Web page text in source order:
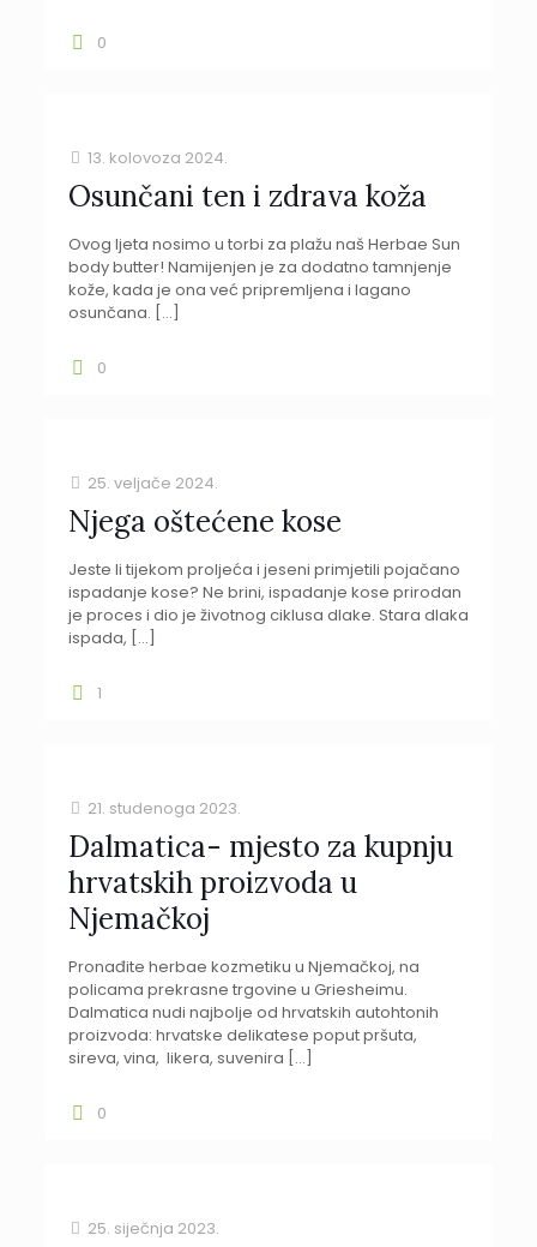
0
13. kolovoza 2024.
Osunčani ten i zdrava koža
Ovog ljeta nosimo u torbi za plažu naš Herbae Sun
body butter! Namijenjen je za dodatno tamnjenje
kože, kada je ona već pripremljena i lagano
osunčana. […]
0
25. veljače 2024.
Njega oštećene kose
Jeste li tijekom proljeća i jeseni primjetili pojačano
ispadanje kose? Ne brini, ispadanje kose prirodan
je proces i dio je životnog ciklusa dlake. Stara dlaka
ispada, […]
1
21. studenoga 2023.
Dalmatica- mjesto za kupnju
hrvatskih proizvoda u
Njemačkoj
Pronađite herbae kozmetiku u Njemačkoj, na
policama prekrasne trgovine u Griesheimu.
Dalmatica nudi najbolje od hrvatskih autohtonih
proizvoda: hrvatske delikatese poput pršuta,
sireva, vina, likera, suvenira […]
0
25. siječnja 2023.